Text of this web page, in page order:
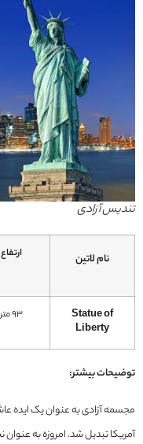
تندیس آزادی
نام لاتین ارتفاع
Statue of
Liberty
93 متر
توضیحات بیشتر:
مجسمه آزادی به عنوان یک ایده
آمریکا تبدیل شد. امروزه به